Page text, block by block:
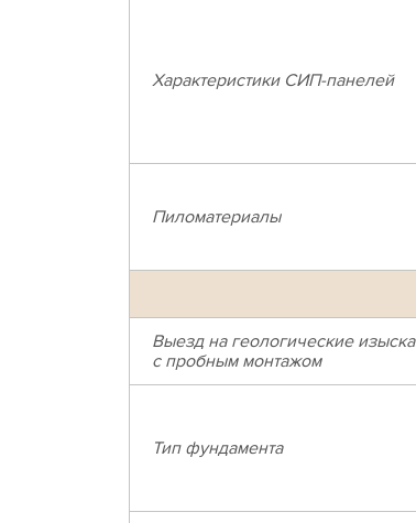
Характеристики СИП-панелей
Пиломатериалы
Выезд на геологические
с пробным монтажом
Тип фундамента